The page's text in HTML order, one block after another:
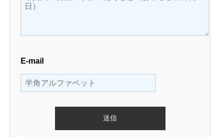
E-mail